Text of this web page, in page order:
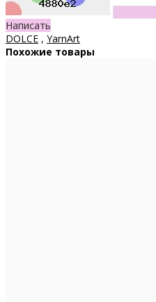
Написать
DOLCE , YarnArt
Похожие товары